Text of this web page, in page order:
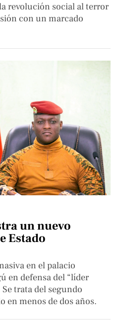
revolución social al terror
con un marcado
un nuevo
Estado
en el palacio
en defensa del “líder
trata del segundo
en menos de dos años.